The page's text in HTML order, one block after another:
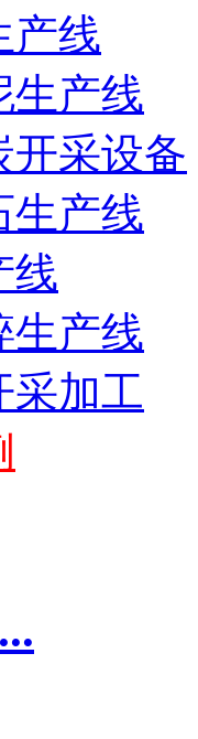
产线
生产线
开采设备
生产线
线
生产线
采加工